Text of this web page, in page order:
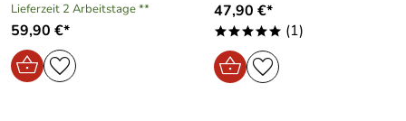
Lieferzeit 2 Arbeitstage **
59,90 €*
47,90 €*
***** (1)